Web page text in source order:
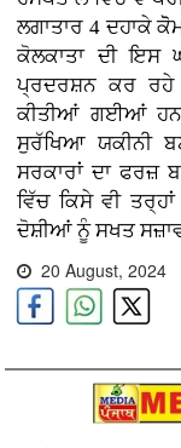
ਲਗਾਤਾਰ 4 ਦਹਾਕੇ
ਕੋਲਕਾਤਾ ਦੀ ਇਸ
ਪ੍ਰਦਰਸ਼ਨ ਕਰ ਰਹੇ
ਕੀਤੀਆਂ ਗਈਆਂ ਹਨ।
ਸੁਰੱਖਿਆ ਯਕੀਨੀ
ਸਰਕਾਰਾਂ ਦਾ ਫਰਜ਼
ਵਿੱਚ ਕਿਸੇ ਵੀ
ਦੋਸ਼ੀਆਂ ਨੂੰ ਸਖਤ
20 August, 2024